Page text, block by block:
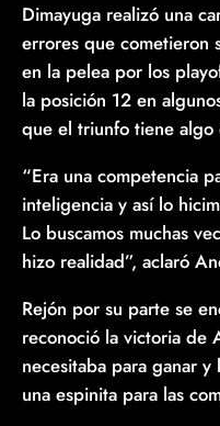
Dimayuga realizó una
errores que cometieron
en la pelea por los
la posición 12 en
que el triunfo tiene algo
“Era una competencia
inteligencia y así lo
Lo buscamos muchas
hizo realidad”, aclaró
Rejón por su parte se
reconoció la victoria de
necesitaba para ganar
una espinita para las